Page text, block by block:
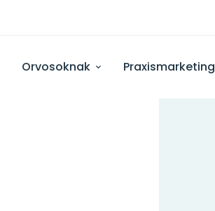
Orvosoknak Praxismarketing